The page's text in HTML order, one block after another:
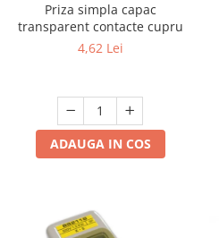
Priza simpla capac
transparent contacte cupru
4,62 Lei
ADAUGA IN COS